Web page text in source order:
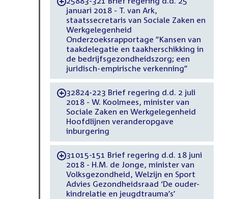
januari 2018 - T. van Ark,
staatssecretaris van Sociale Zaken en
Werkgelegenheid
Onderzoeksrapportage ”Kansen van
taakdelegatie en taakherschikking in
de bedrijfsgezondheidszorg; een
juridisch-empirische verkenning”
-32824-223 Brief regering d.d. 2 juli
2018 - W. Koolmees, minister van
Sociale Zaken en Werkgelegenheid
Hoofdlijnen veranderopgave
inburgering
-31015-151 Brief regering d.d. 18 juni
2018 - H.M. de Jonge, minister van
Volksgezondheid, Welzijn en Sport
Advies Gezondheidsraad ‘De ouder-
kindrelatie en jeugdtrauma’s’